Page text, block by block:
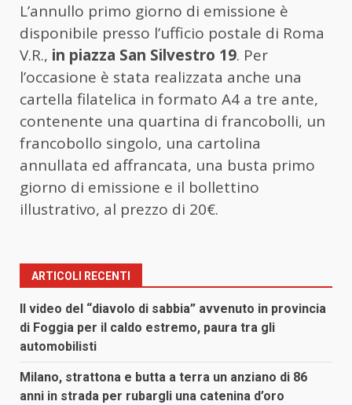
L’annullo primo giorno di emissione è
disponibile presso l’ufficio postale di Roma
V.R., in piazza San Silvestro 19. Per
l’occasione è stata realizzata anche una
cartella filatelica in formato A4 a tre ante,
contenente una quartina di francobolli, un
francobollo singolo, una cartolina
annullata ed affrancata, una busta primo
giorno di emissione e il bollettino
illustrativo, al prezzo di 20€.
ARTICOLI RECENTI
Il video del “diavolo di sabbia” avvenuto in provincia
di Foggia per il caldo estremo, paura tra gli
automobilisti
Milano, strattona e butta a terra un anziano di 86
anni in strada per rubargli una catenina d’oro